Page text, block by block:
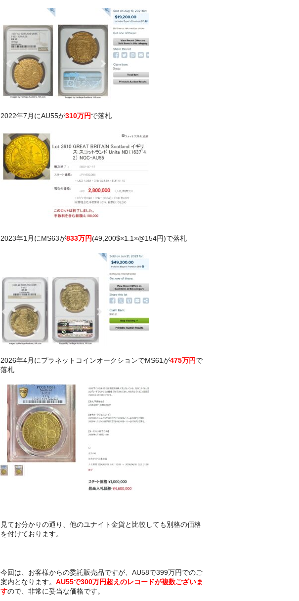
2022年7月にAU55が310万円で落札
2023年1月にMS63が833万円(49,200$×1.1×@154円)で落札
2026年4月にプラネットコインオークションでMS61が475万円で
落札
見てお分かりの通り、他のユナイト金貨と比較しても別格の価格
を付けております。
今回は、お客様からの委託販売品ですが、AU58で399万円でのご
案内となります。 AU55で300万円超えのレコードが複数ございま
すので、非常に妥当な価格です。